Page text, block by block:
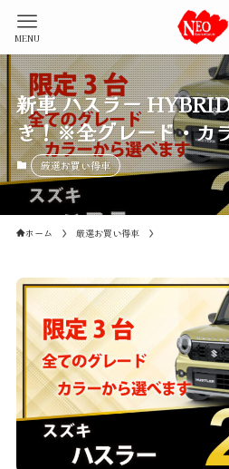
MENU
新車 ハスラー
き！※全グレード・カ
厳選お買い得車
ホーム 厳選お買い得車